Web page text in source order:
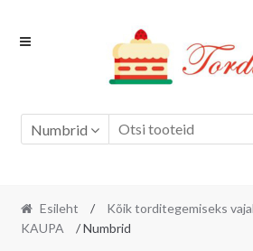
Skip
Skip
Numbrid
Esileht /
Kõik torditegemiseks
KAUPA
/ Numbrid